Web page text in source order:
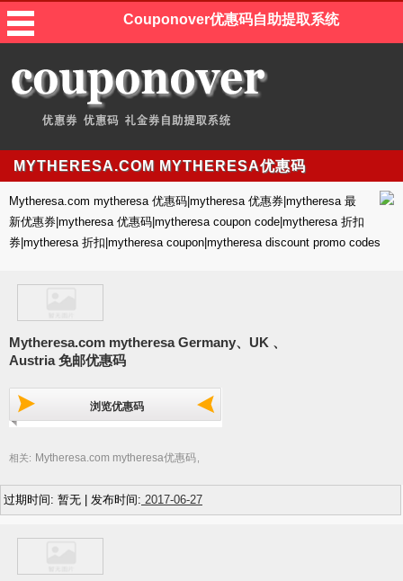
Couponover优惠码自助提取系统
MYTHERESA.COM MYTHERESA优惠码
Mytheresa.com mytheresa 优惠码|mytheresa 优惠券|mytheresa 最
新优惠券|mytheresa 优惠码|mytheresa coupon code|mytheresa 折扣
券|mytheresa 折扣|mytheresa coupon|mytheresa discount promo codes
Mytheresa.com mytheresa Germany、UK 、
Austria 免邮优惠码
浏览优惠码
相关: Mytheresa.com mytheresa优惠码
过期时间: 暂无 | 发布时间: 2017-06-27